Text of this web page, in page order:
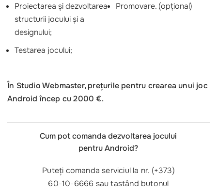
Proiectarea și dezvoltarea
structurii jocului și a
designului;
Testarea jocului;
Promovare. (opțional)
În Studio Webmaster, prețurile pentru crearea unui joc
Android încep cu 2000 €.
Cum pot comanda dezvoltarea jocului
pentru Android?
Puteți comanda serviciul la nr. (+373)
60-10-6666 sau tastând butonul